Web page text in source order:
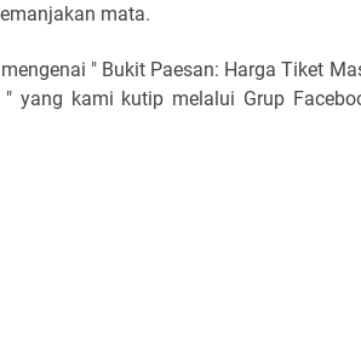
mata.
" Bukit Paesan: Harga Tiket
yang kami kutip melalui Grup